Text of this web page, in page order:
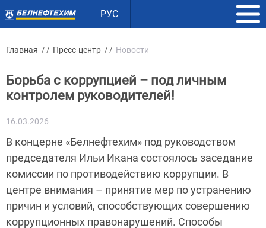
РУС
Главная / / Пресс-центр / / Новости
Борьба с коррупцией – под личным
контролем руководителей!
16.03.2026
В концерне «Белнефтехим» под руководством
председателя Ильи Икана состоялось заседание
комиссии по противодействию коррупции. В
центре внимания – принятие мер по устранению
причин и условий, способствующих совершению
коррупционных правонарушений. Способы